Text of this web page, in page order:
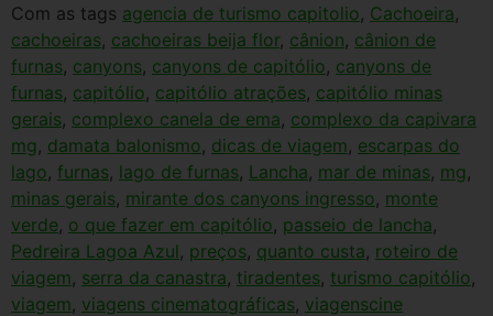
Com as tags agencia de turismo capitolio, Cachoeira,
cachoeiras, cachoeiras beija flor, cânion, cânion de
furnas, canyons, canyons de capitólio, canyons de
furnas, capitólio, capitólio atrações, capitólio minas
gerais, complexo canela de ema, complexo da capivara
mg, damata balonismo, dicas de viagem, escarpas do
lago, furnas, lago de furnas, Lancha, mar de minas, mg,
minas gerais, mirante dos canyons ingresso, monte
verde, o que fazer em capitólio, passeio de lancha,
Pedreira Lagoa Azul, preços, quanto custa, roteiro de
viagem, serra da canastra, tiradentes, turismo capitólio,
viagem, viagens cinematográficas, viagenscine